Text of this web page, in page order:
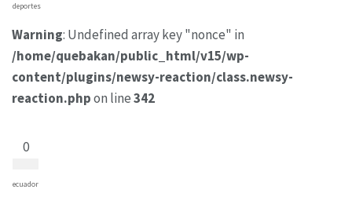
deportes
Warning: Undefined array key "nonce" in
/home/quebakan/public_html/v15/wp-
content/plugins/newsy-reaction/class.newsy-
reaction.phpon line342
0
ecuador